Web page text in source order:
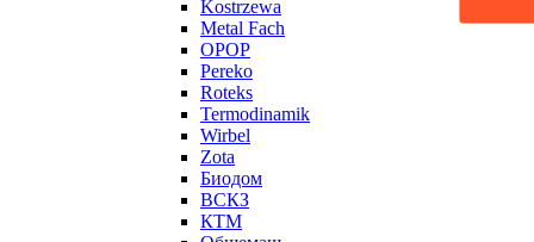
Kostrzewa
Metal Fach
OPOP
Pereko
Roteks
Termodinamik
Wirbel
Zota
Биодом
ВСКЗ
КТМ